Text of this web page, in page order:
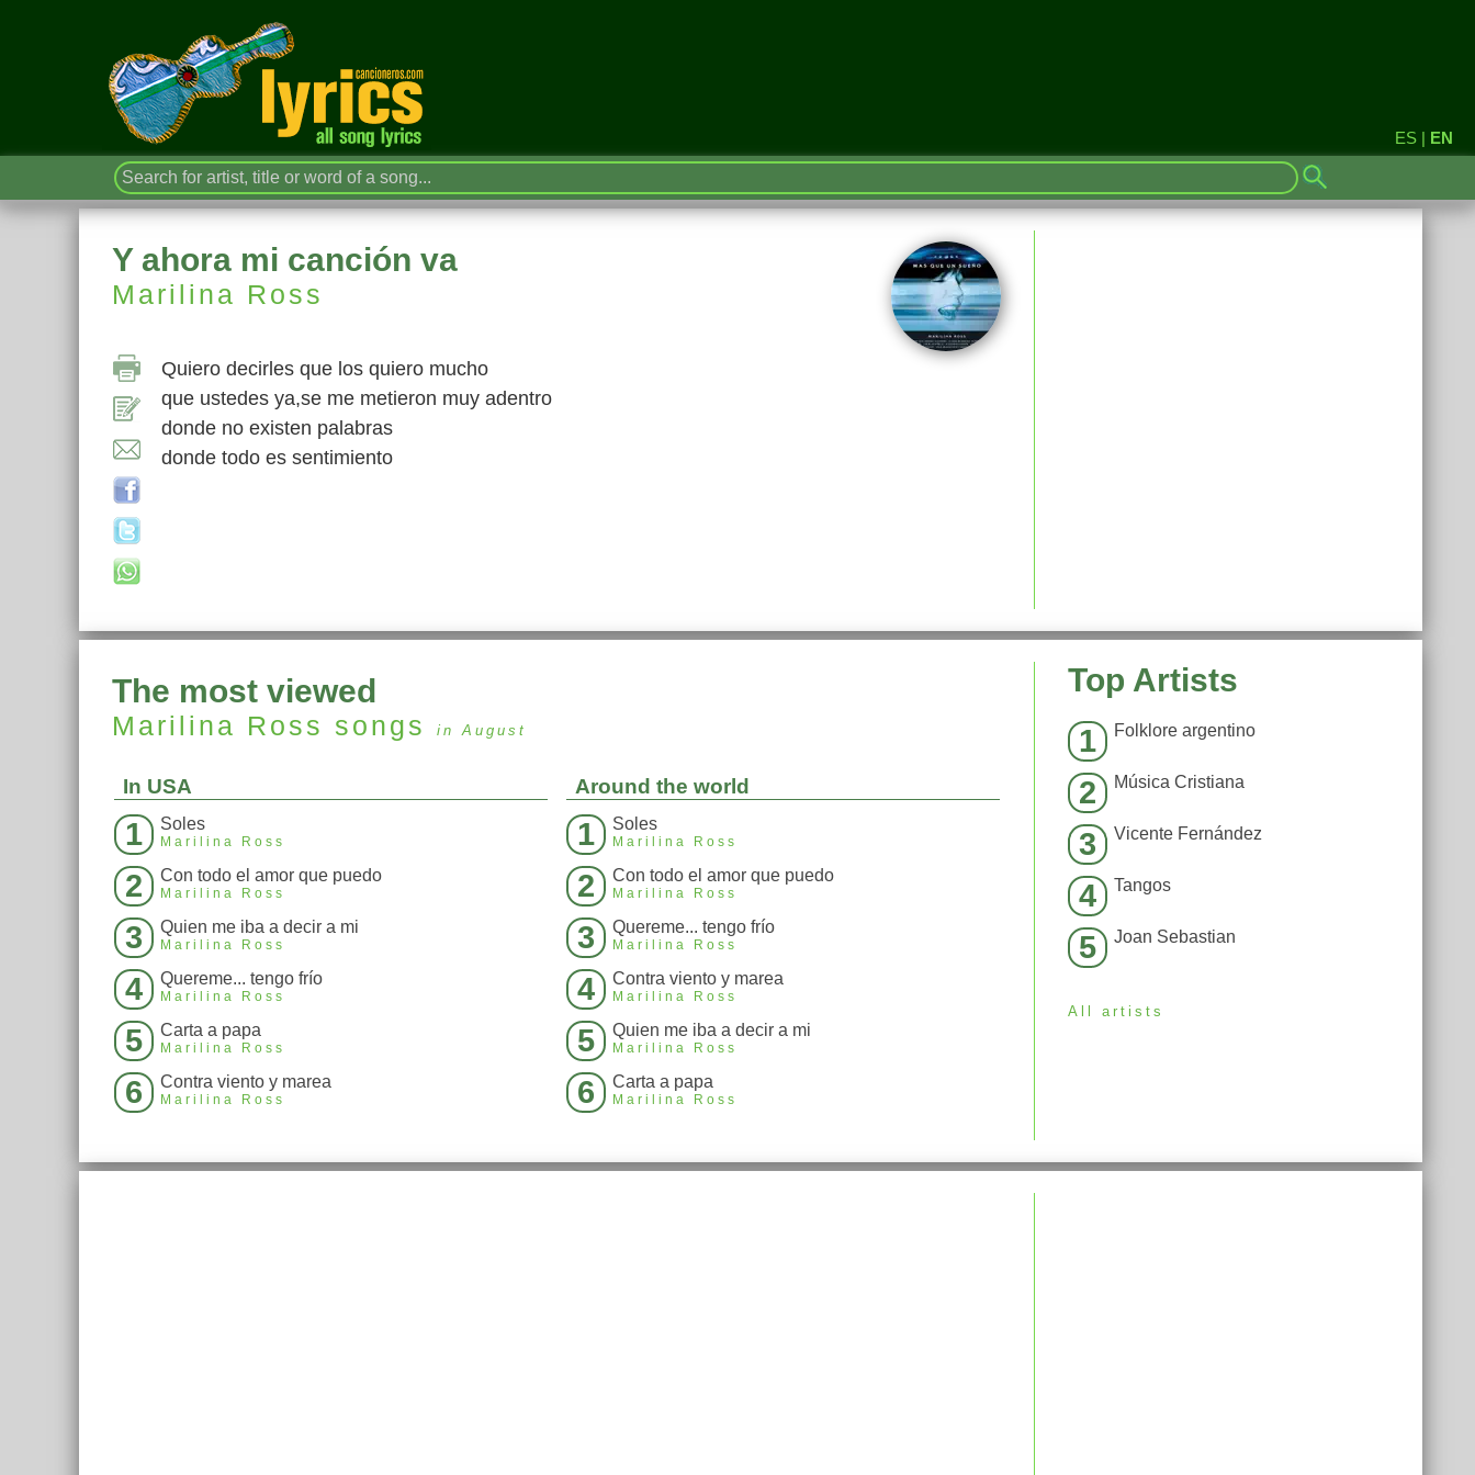
ES | EN
Y ahora mi canción va
Marilina Ross
Quiero decirles que los quiero mucho
que ustedes ya,se me metieron muy adentro
donde no existen palabras
donde todo es sentimiento
The most viewed
Marilina Ross songs in August
In USA
1 Soles
Marilina Ross
2 Con todo el amor que puedo
Marilina Ross
3 Quien me iba a decir a mi
Marilina Ross
4 Quereme... tengo frío
Marilina Ross
5 Carta a papa
Marilina Ross
6 Contra viento y marea
Marilina Ross
Around the world
1 Soles
Marilina Ross
2 Con todo el amor que puedo
Marilina Ross
3 Quereme... tengo frío
Marilina Ross
4 Contra viento y marea
Marilina Ross
5 Quien me iba a decir a mi
Marilina Ross
6 Carta a papa
Marilina Ross
Top Artists
1 Folklore argentino
2 Música Cristiana
3 Vicente Fernández
4 Tangos
5 Joan Sebastian
All artists